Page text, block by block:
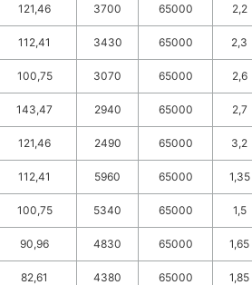
121,46 3700 65000 2,2
112,41 3430 65000 2,3
100,75 3070 65000 2,6
143,47 2940 65000 2,7
121,46 2490 65000 3,2
112,41 5960 65000 1,35
100,75 5340 65000 1,5
90,96 4830 65000 1,65
82,61 4380 65000 1,85